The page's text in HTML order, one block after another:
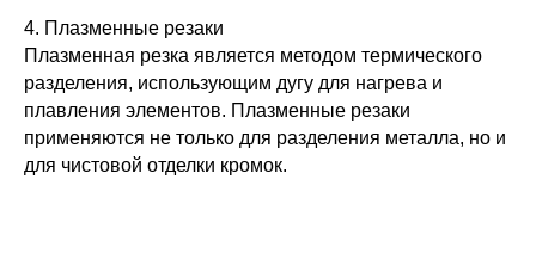
4. Плазменные резаки
Плазменная резка является методом термического
разделения, использующим дугу для нагрева и
плавления элементов. Плазменные резаки
применяются не только для разделения металла, но и
для чистовой отделки кромок.